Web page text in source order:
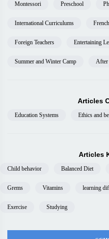
Montessori Preschool
International Curriculums
Foreign Teachers Entertaining
Summer and Winter Camp After
Articles
Education Systems Ethics and
Articles
Child behavior Balanced Diet
Grems Vitamins learning
Exercise Studying